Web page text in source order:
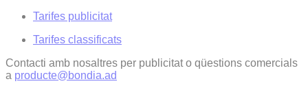
Tarifes publicitat
Tarifes classificats
Contacti amb nosaltres per publicitat o qüestions comercials
a producte@bondia.ad